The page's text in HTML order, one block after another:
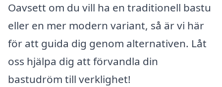
Oavsett om du vill ha en traditionell bastu
eller en mer modern variant, så är vi här
för att guida dig genom alternativen. Låt
oss hjälpa dig att förvandla din
bastudröm till verklighet!